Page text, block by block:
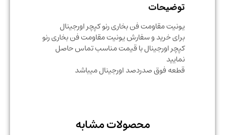
توضیحات
یونیت مقاومت فن بخاری رنو کپچر اورجینال
برای خرید و سفارش یونیت مقاومت فن بخاری رنو
کپچر اورجینال با قیمت مناسب تماس حاصل
نمایید
قطعه فوق صدردصد اورجینال میباشد
محصولات مشابه